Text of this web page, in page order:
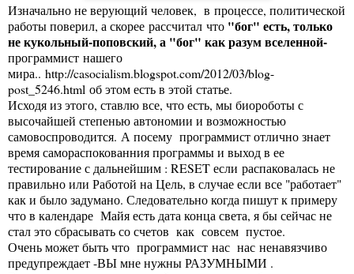
Изначально не верующий человек, в процессе, политической
работы поверил, а скорее рассчитал что "бог" есть, только
не кукольный-поповский, а "бог" как разум вселенной-
программист нашего
мира.. http://casocialism.blogspot.com/2012/03/blog-
post_5246.html об этом есть в этой статье.
Исходя из этого, ставлю все, что есть, мы биороботы с
высочайшей степенью автономии и возможностью
самовоспроводится. А посему программист отлично знает
время самораспокованния программы и выход в ее
тестирование с дальнейшим : RESET если распаковалась не
правильно или Работой на Цель, в случае если все "работает"
как и было задумано. Следовательно когда пишут к примеру
что в календаре Майя есть дата конца света, я бы сейчас не
стал это сбрасывать со счетов как совсем пустое.
Очень может быть что программист нас нас ненавязчиво
предупреждает -ВЫ мне нужны РАЗУМНЫМИ .